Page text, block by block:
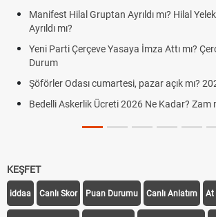
Manifest Hilal Gruptan Ayrıldı mı? Hilal
Ayrıldı mı?
Yeni Parti Çerçeve Yasaya İmza Attı mı?
Durum
Şöförler Odası cumartesi, pazar açık mı?
Bedelli Askerlik Ücreti 2026 Ne Kadar? Zam
KEŞFET
iddaa Canlı Skor Puan Durumu Canlı Anlatım At